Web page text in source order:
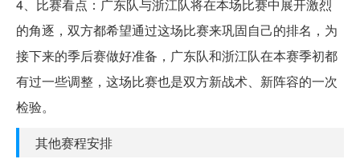
4、比赛看点：广东队与浙江队将在本场比赛中展开激烈
的角逐，双方都希望通过这场比赛来巩固自己的排名，为
接下来的季后赛做好准备，广东队和浙江队在本赛季初都
有过一些调整，这场比赛也是双方新战术、新阵容的一次
检验。
其他赛程安排